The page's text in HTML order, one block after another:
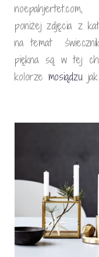
noepahjertet.com,
poniżej zdjęcia z
na temat
piękna są w tej
kolorze mosiądzu